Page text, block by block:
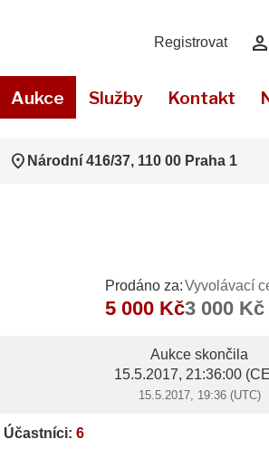
Registrovat person
Aukce Služby Kontakt
location_on Národní 416/37, 110 00 Praha 1
Prodáno za:
5 000 Kč
Vyvolávací
3 000 Kč
Aukce skončila
15.5.2017, 21:36:00
15.5.2017, 19:36 (UTC)
Účastníci: 6